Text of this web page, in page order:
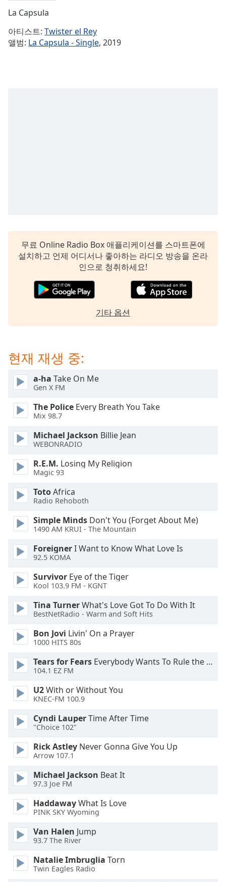
Time-
Playback
settings
dialog
subtitles
selected
Fullscreen
This
modal
window.
Beginning
dialog
window.
cancel
and
close
window.
Text
Color
Opacity
Color
Opacity
Caption
Area
Background
Color
Opacity
Font
Text
Edge
La Capsula
아티스트: Twister el Rey
앨범: La Capsula - Single, 2019
무료 Online Radio Box 애플리케이션를 스마트폰에
설치하고 언제 어디서나 좋아하는 라디오 방송을 온라
인으로 청취하세요!
기타 옵션
현재 재생 중:
a-ha Take On Me
Gen X FM
The Police Every Breath You Take
Mix 98.7
Michael Jackson Billie Jean
WEBONRADIO
R.E.M. Losing My Religion
Magic 93
TotoAfrica
Radio Rehoboth
Simple Minds Don't You (Forget About Me)
1490 AM KRUI - The Mountain
ForeignerI Want to Know What Love Is
92.5 KOMA
Survivor Eye of the Tiger
Kool 103.9 FM - KGNT
Tina TurnerWhat's Love Got To Do With It
BestNetRadio - Warm and Soft Hits
Bon Jovi Livin' On a Prayer
1000 HITS 80s
Tears for Fears Everybody Wants To Rule the World
104.1 EZ FM
U2With or Without You
KNEC-FM 100.9
Cyndi LauperTime After Time
"Choice 102"
Rick Astley Never Gonna Give You Up
Arrow 107.1
Michael Jackson Beat It
97.3 Joe FM
HaddawayWhat Is Love
PINK SKY Wyoming
Van Halen Jump
93.7 The River
Natalie Imbruglia Torn
Twin Eagles Radio